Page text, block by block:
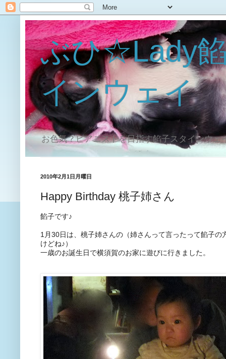
ぶひ☆Lady
インウェイ
お色気？ピアニストを目指す餡子スタインウェ
2010年2月1日月曜日
Happy Birthday 桃子姉さん
餡子です♪
1月30日は、桃子姉さんの（姉さんって言ったって餡子の
けどね♪）
一歳のお誕生日で横須賀のお家に遊びに行きました。